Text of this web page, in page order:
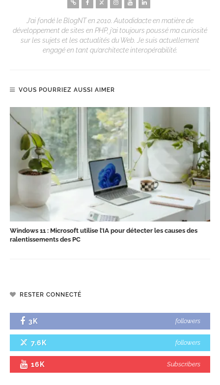
J’ai fondé le BlogNT en 2010. Autodidacte en matière de
développement de sites en PHP, j’ai toujours poussé ma curiosité
sur les sujets et les actualités du Web. Je suis actuellement
engagé en tant qu’architecte interopérabilité.
VOUS POURRIEZ AUSSI AIMER
Windows 11 : Microsoft utilise l’IA pour détecter les causes des
ralentissements des PC
RESTER CONNECTÉ
3K followers
7.6K followers
16K Subscribers